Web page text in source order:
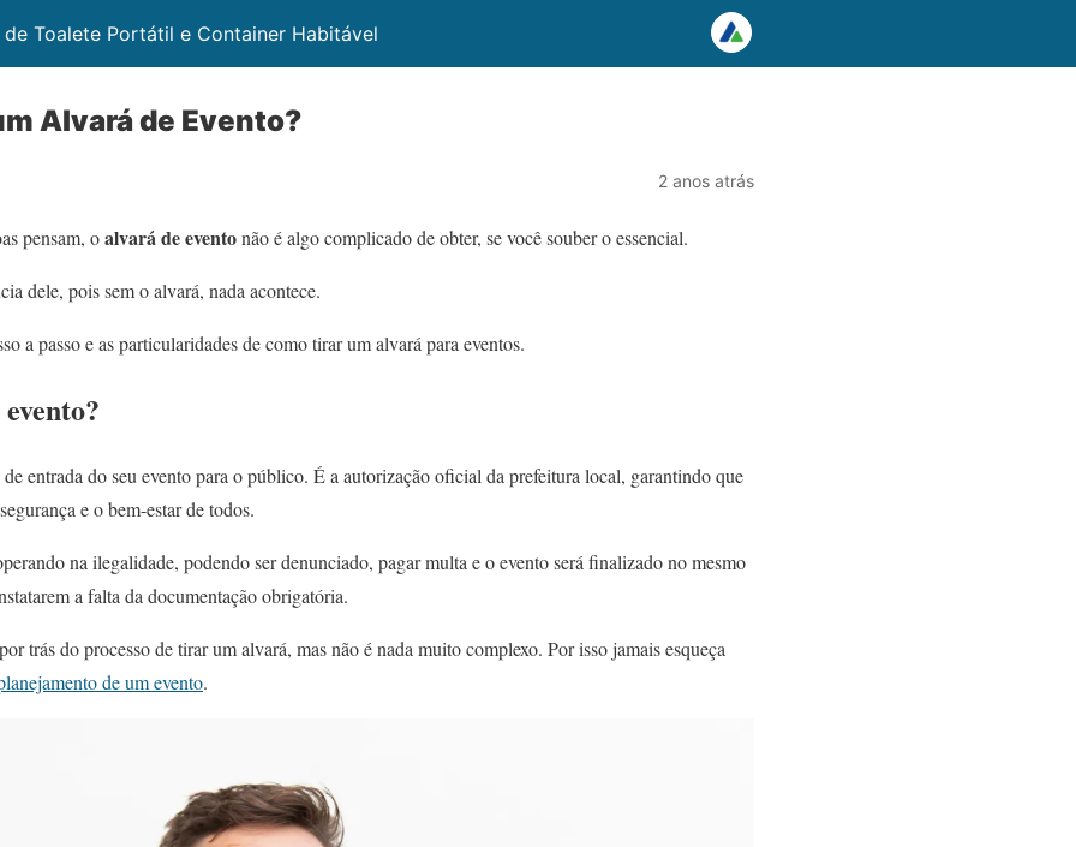
Toalete Portátil e Container Habitável
Alvará de Evento?
2 anos atrás
pensam, oalvará de eventonão é algo complicado de obter, se você souber o essencial.
dele, pois sem o alvará, nada acontece.
a passo e as particularidades de como tirar um alvará para eventos.
de entrada do seu evento para o público. É a autorização oficial da prefeitura local, garantindo que
e o bem-estar de todos.
na ilegalidade, podendo ser denunciado, pagar multa e o evento será finalizado no mesmo
a falta da documentação obrigatória.
trás do processo de tirar um alvará, mas não é nada muito complexo. Por isso jamais esqueça
de um evento.